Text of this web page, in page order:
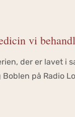
vi
der er lavet i
på Radio